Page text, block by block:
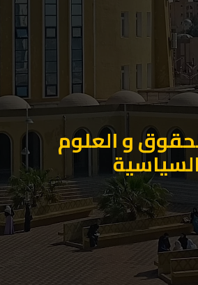
و العلوم
السياسية